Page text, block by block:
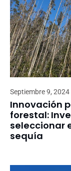
Septiembre 9, 2024
Innovación
forestal:
seleccionar
sequía